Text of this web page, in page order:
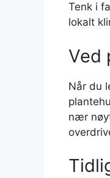
Tenk i
lokalt
Ved
Når du
nær